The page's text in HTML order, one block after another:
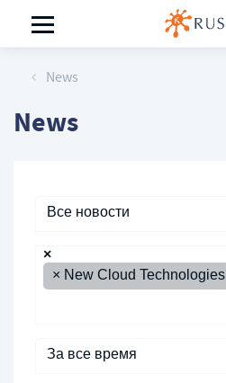
News
News
Все новости
×
× New Cloud Technologies
За все время